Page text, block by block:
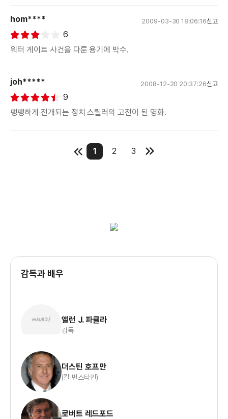
hom**** 2009-03-30 18:06:16신고
6
워터 게이트 사건을 다룬 용기에 박수.
joh***** 2008-12-20 20:37:26신고
9
팽팽하게 전개되는 정치 스릴러의 고전이 된 영화.
1 2 3
감독과 배우
앨런 J. 파큘라
감독
더스틴 호프만
(칼 번스타인)
로버트 레드포드